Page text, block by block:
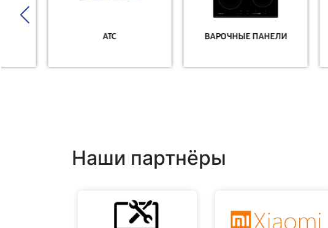
ВАРОЧНЫЕ ПАНЕЛИ
Наши партнёры